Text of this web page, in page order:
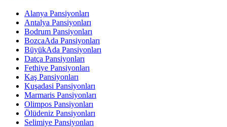
Alanya Pansiyonları
Antalya Pansiyonları
Bodrum Pansiyonları
BozcaAda Pansiyonları
BüyükAda Pansiyonları
Datça Pansiyonları
Fethiye Pansiyonları
Kaş Pansiyonları
Kuşadasi Pansiyonları
Marmaris Pansiyonları
Olimpos Pansiyonları
Ölüdeniz Pansiyonları
Selimiye Pansiyonları